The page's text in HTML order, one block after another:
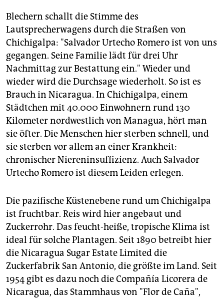
genossenschaft
epaper login
Blechern schallt die Stimme des
Lautsprecherwagens durch die Straßen von
Chichigalpa: "Salvador Urtecho Romero ist von uns
gegangen. Seine Familie lädt für drei Uhr
Nachmittag zur Bestattung ein." Wieder und
wieder wird die Durchsage wiederholt. So ist es
Brauch in Nicaragua. In Chichigalpa, einem
Städtchen mit 40.000 Einwohnern rund 130
Kilometer nordwestlich von Managua, hört man
sie öfter. Die Menschen hier sterben schnell, und
sie sterben vor allem an einer Krankheit:
chronischer Niereninsuffizienz. Auch Salvador
Urtecho Romero ist diesem Leiden erlegen.
Die pazifische Küstenebene rund um Chichigalpa
ist fruchtbar. Reis wird hier angebaut und
Zuckerrohr. Das feucht-heiße, tropische Klima ist
ideal für solche Plantagen. Seit 1890 betreibt hier
die Nicaragua Sugar Estate Limited die
Zuckerfabrik San Antonio, die größte im Land. Seit
1954 gibt es dazu noch die Compañía Licorera de
Nicaragua, das Stammhaus von "Flor de Caña",